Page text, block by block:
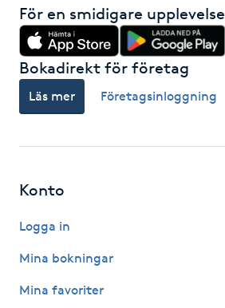
Gravidyoga
Gruppträning
Gua Sha-massage
Headspa
Healing
För en smidigare upplevelse
Bokadirekt för företag
Läs mer Företagsinloggning
Konto
Logga in
Mina bokningar
Mina favoriter